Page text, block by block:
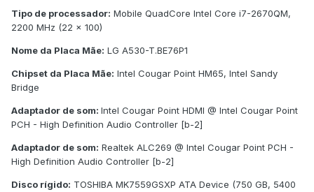
Tipo de processador: Mobile QuadCore Intel Core i7-2670QM,
2200 MHz (22 x 100)
Nome da Placa Mãe: LG A530-T.BE76P1
Chipset da Placa Mãe: Intel Cougar Point HM65, Intel Sandy
Bridge
Adaptador de som: Intel Cougar Point HDMI @ Intel Cougar Point
PCH - High Definition Audio Controller [b-2]
Adaptador de som: Realtek ALC269 @ Intel Cougar Point PCH -
High Definition Audio Controller [b-2]
Disco rígido: TOSHIBA MK7559GSXP ATA Device (750 GB, 5400